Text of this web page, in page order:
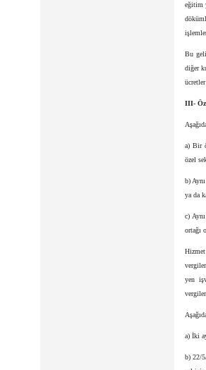
eğitim
Bu
diğer
III-
a) Bir
özel
b)
ya da
c)
ortağı
yen
a) İki
b) 22/